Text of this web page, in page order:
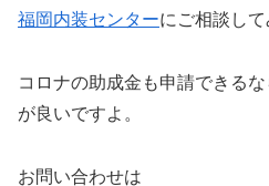
福岡内装センターにご相談して
コロナの助成金も申請できる
が良いですよ。
お問い合わせは